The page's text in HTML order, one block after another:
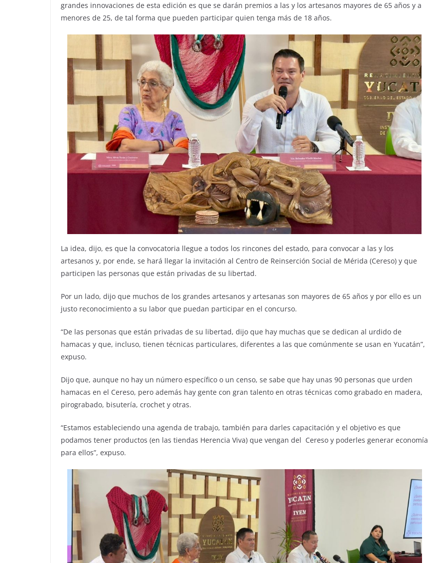
grandes innovaciones de esta edición es que se darán premios a las y los artesanos mayores de 65 años y a
menores de 25, de tal forma que pueden participar quien tenga más de 18 años.
La idea, dijo, es que la convocatoria llegue a todos los rincones del estado, para convocar a las y los
artesanos y, por ende, se hará llegar la invitación al Centro de Reinserción Social de Mérida (Cereso) y que
participen las personas que están privadas de su libertad.
Por un lado, dijo que muchos de los grandes artesanos y artesanas son mayores de 65 años y por ello es un
justo reconocimiento a su labor que puedan participar en el concurso.
“De las personas que están privadas de su libertad, dijo que hay muchas que se dedican al urdido de
hamacas y que, incluso, tienen técnicas particulares, diferentes a las que comúnmente se usan en Yucatán”,
expuso.
Dijo que, aunque no hay un número específico o un censo, se sabe que hay unas 90 personas que urden
hamacas en el Cereso, pero además hay gente con gran talento en otras técnicas como grabado en madera,
pirograbado, bisutería, crochet y otras.
“Estamos estableciendo una agenda de trabajo, también para darles capacitación y el objetivo es que
podamos tener productos (en las tiendas Herencia Viva) que vengan del Cereso y poderles generar economía
para ellos”, expuso.